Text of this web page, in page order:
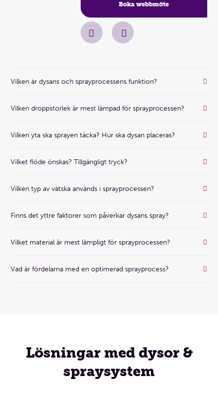
Boka webbmöte
Vilken är dysans och sprayprocessens funktion?
Vilken droppstorlek är mest lämpad för sprayprocessen?
Vilken yta ska sprayen täcka? Hur ska dysan placeras?
Vilket flöde önskas? Tillgängligt tryck?
Vilken typ av vätska används i sprayprocessen?
Finns det yttre faktorer som påverkar dysans spray?
Vilket material är mest lämpligt för sprayprocessen?
Vad är fördelarna med en optimerad sprayprocess?
Lösningar med dysor &
spraysystem